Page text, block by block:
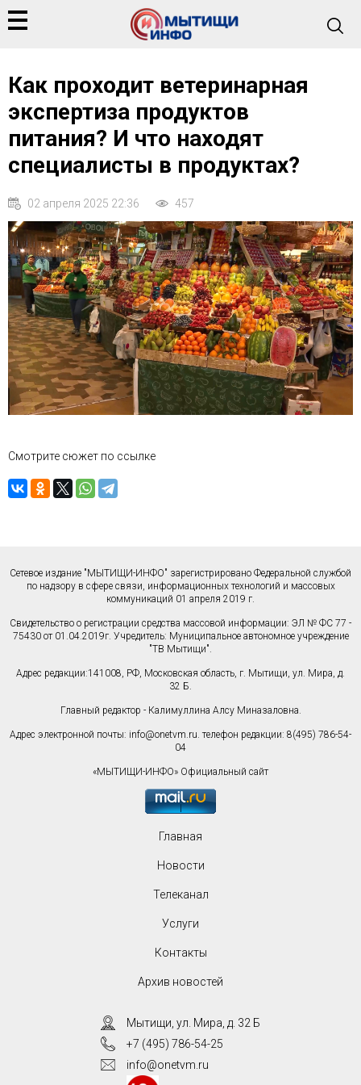
Как проходит ветеринарная
экспертиза продуктов
питания? И что находят
специалисты в продуктах?
02 апреля 2025 22:36 457
Смотрите сюжет по ссылке
Сетевое издание "МЫТИЩИ-ИНФО" зарегистрировано Федеральной службой
по надзору в сфере связи, информационных технологий и массовых
коммуникаций 01 апреля 2019 г.
Свидетельство о регистрации средства массовой информации: ЭЛ № ФС 77 -
75430 от 01.04.2019г. Учредитель: Муниципальное автономное учреждение
"ТВ Мытищи".
Адрес редакции:141008, РФ, Московская область, г. Мытищи, ул. Мира, д.
32 Б.
Главный редактор - Калимуллина Алсу Миназаловна.
Адрес электронной почты: info@onetvm.ru. телефон редакции: 8(495) 786-54-
04
«МЫТИЩИ-ИНФО» Официальный сайт
Главная
Новости
Телеканал
Услуги
Контакты
Архив новостей
Мытищи, ул. Мира, д. 32 Б
+7 (495) 786-54-25
info@onetvm.ru